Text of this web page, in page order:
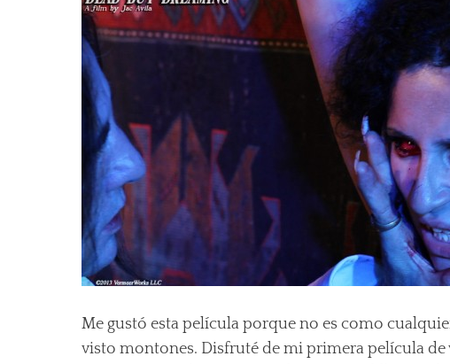
Me gustó esta película porque no es como
visto montones. Disfruté de mi primera película